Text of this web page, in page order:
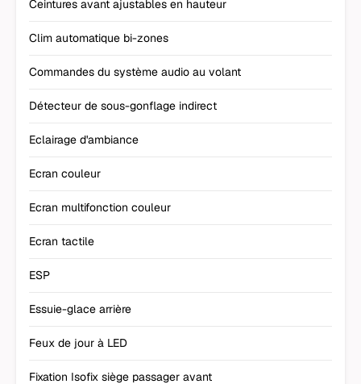
Ceintures avant ajustables en hauteur
Clim automatique bi-zones
Commandes du système audio au volant
Détecteur de sous-gonflage indirect
Eclairage d'ambiance
Ecran couleur
Ecran multifonction couleur
Ecran tactile
ESP
Essuie-glace arrière
Feux de jour à LED
Fixation Isofix siège passager avant